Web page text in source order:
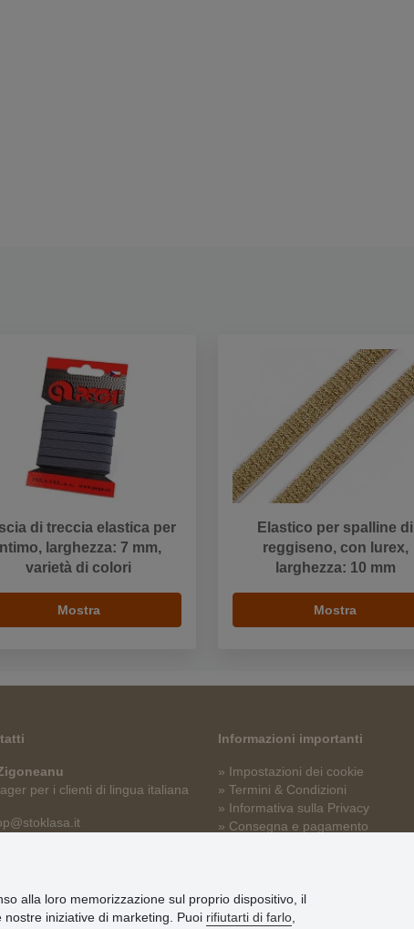
di treccia elastica per
larghezza: 7 mm,
varietà di colori
Mostra
Elastico per spalline di
reggiseno, con lurex,
larghezza: 10 mm
Mostra
per i clienti di lingua italiana
Informazioni importanti
» Impostazioni dei cookie
» Termini & Condizioni
» Informativa sulla Privacy
» Consegna e pagamento
alla loro memorizzazione sul proprio dispositivo, il
iniziative di marketing. Puoi rifiutarti di farlo